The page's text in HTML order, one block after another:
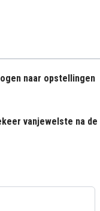
naar opstellingen
vanjewelste na de